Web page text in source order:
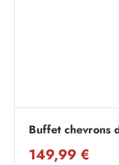
Buffet chevrons
149,99 €